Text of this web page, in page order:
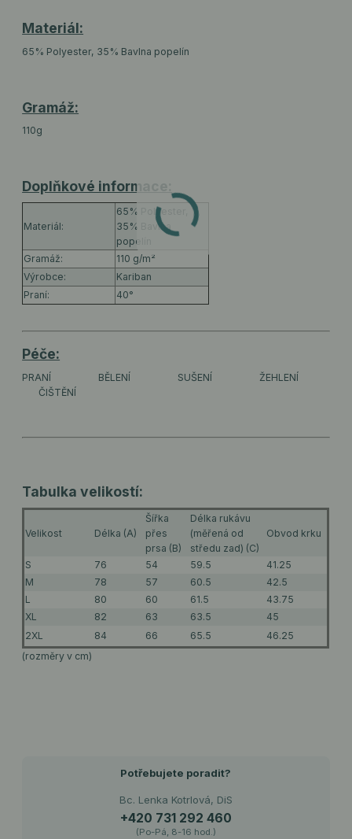
Materiál:
65% Polyester, 35% Bavlna popelín
Gramáž:
110g
Doplňkové informace:
Materiál:
65% Polyester,
35% Bavlna
popelín
Gramáž:
110 g/m²
Výrobce:
Kariban
Praní:
40°
Péče:
PRANÍ BĚLENÍ SUŠENÍ
ŽEHLENÍ
ČIŠTĚNÍ
Tabulka velikostí:
Velikost Délka (A)
Šířka
přes
prsa (B)
Délka rukávu
(měřená od
středu zad) (C)
Obvod krku
S 76 54 59.5
41.25
M
78 57 60.5
42.5
L
80 60 61.5
43.75
XL
82 63 63.5
45
2XL
84 66 65.5
46.25
(rozměry v cm)
Potřebujete poradit?
Bc. Lenka Kotrlová, DiS
+420 731 292 460
(Po-Pá, 8-16 hod.)